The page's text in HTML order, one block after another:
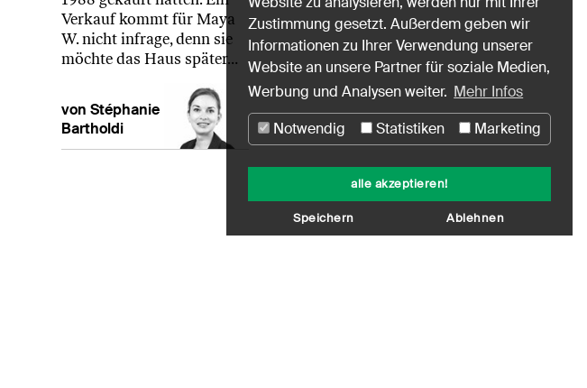
Verkauf kommt für Maya
W. nicht infrage, denn sie
möchte das Haus später…
von Stéphanie
Bartholdi
Zustimmung gesetzt. Außerdem geben wir
Informationen zu Ihrer Verwendung unserer
Website an unsere Partner für soziale Medien,
Werbung und Analysen weiter. Mehr Infos
Notwendig
Statistiken Marketing
alle akzeptieren!
Speichern Ablehnen